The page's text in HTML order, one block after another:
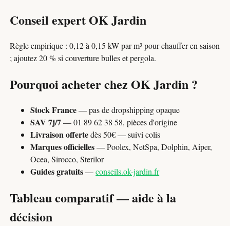
Conseil expert OK Jardin
Règle empirique : 0,12 à 0,15 kW par m³ pour chauffer en saison
; ajoutez 20 % si couverture bulles et pergola.
Pourquoi acheter chez OK Jardin ?
Stock France— pas de dropshipping opaque
SAV 7j/7— 01 89 62 38 58, pièces d'origine
Livraison offertedès 50€ — suivi colis
Marques officielles— Poolex, NetSpa, Dolphin, Aiper,
Ocea, Sirocco, Sterilor
Guides gratuits—conseils.ok-jardin.fr
Tableau comparatif — aide à la
décision